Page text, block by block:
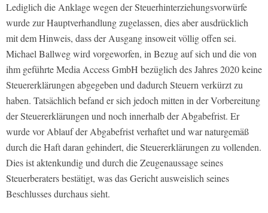
Lediglich die Anklage wegen der Steuerhinterziehungsvorwürfe
wurde zur Hauptverhandlung zugelassen, dies aber ausdrücklich
mit dem Hinweis, dass der Ausgang insoweit völlig offen sei.
Michael Ballweg wird vorgeworfen, in Bezug auf sich und die von
ihm geführte Media Access GmbH bezüglich des Jahres 2020 keine
Steuererklärungen abgegeben und dadurch Steuern verkürzt zu
haben. Tatsächlich befand er sich jedoch mitten in der Vorbereitung
der Steuererklärungen und noch innerhalb der Abgabefrist. Er
wurde vor Ablauf der Abgabefrist verhaftet und war naturgemäß
durch die Haft daran gehindert, die Steuererklärungen zu vollenden.
Dies ist aktenkundig und durch die Zeugenaussage seines
Steuerberaters bestätigt, was das Gericht ausweislich seines
Beschlusses durchaus sieht.